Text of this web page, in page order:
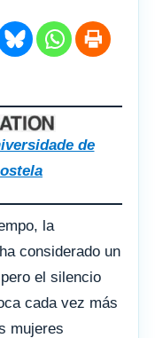
de
la
considerado un
el silencio
cada vez más
mujeres